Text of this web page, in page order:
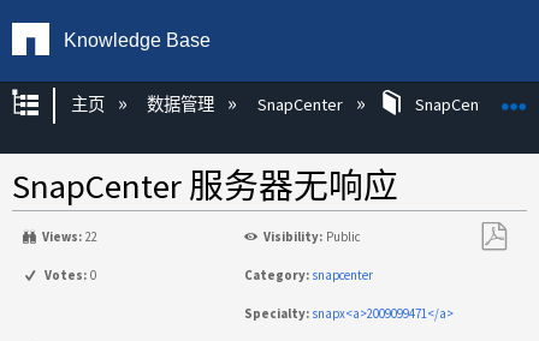
Knowledge Base
扩展/隐缩全局层次
主页 数据管理 SnapCenter SnapCenter知
SnapCenter 服务器无响应
Views: 22 Visibility: Public
Votes: 0 Category: snapcenter
Specialty: snapx<a>2009099471</a>